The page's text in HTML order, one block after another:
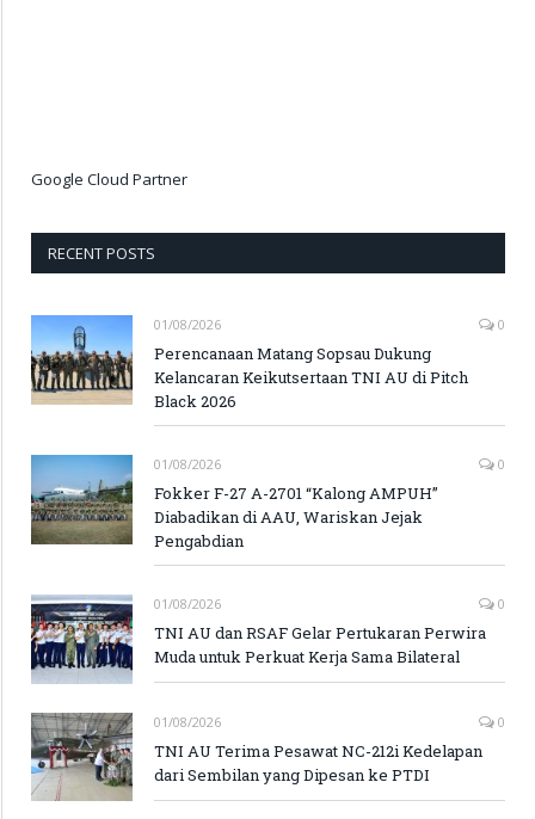
Google Cloud Partner
RECENT POSTS
01/08/2026 0
Perencanaan Matang Sopsau Dukung
Kelancaran Keikutsertaan TNI AU di Pitch
Black 2026
01/08/2026 0
Fokker F-27 A-2701 “Kalong AMPUH”
Diabadikan di AAU, Wariskan Jejak
Pengabdian
01/08/2026 0
TNI AU dan RSAF Gelar Pertukaran Perwira
Muda untuk Perkuat Kerja Sama Bilateral
01/08/2026 0
TNI AU Terima Pesawat NC-212i Kedelapan
dari Sembilan yang Dipesan ke PTDI